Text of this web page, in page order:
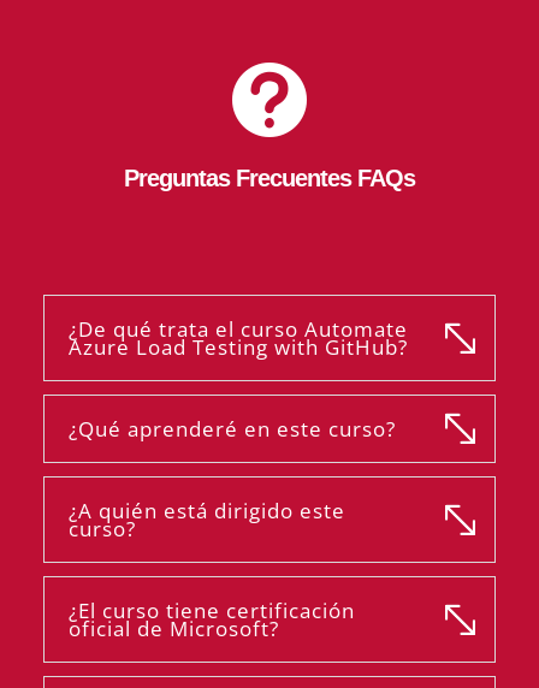

Preguntas Frecuentes FAQs
¿De qué trata el curso Automate
Azure Load Testing with GitHub?
¿Qué aprenderé en este curso?
¿A quién está dirigido este
curso?
¿El curso tiene certificación
oficial de Microsoft?